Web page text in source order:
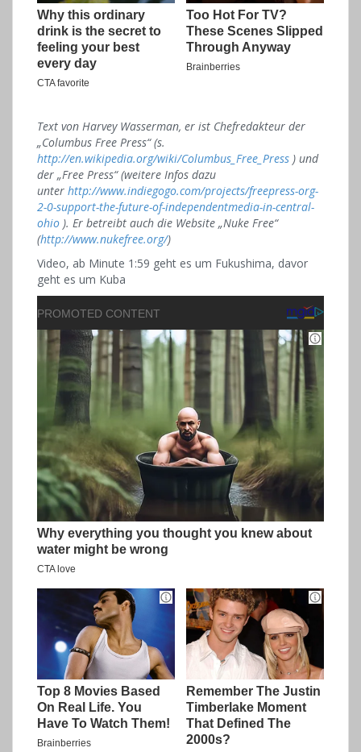
Text von Harvey Wasserman, er ist Chefredakteur der
„Columbus Free Press“ (s.
http://en.wikipedia.org/wiki/Columbus_Free_Press ) und
der „Free Press“ (weitere Infos dazu
unter http://www.indiegogo.com/projects/freepress-org-
2-0-support-the-future-of-independentmedia-in-central-
ohio ). Er betreibt auch die Website „Nuke Free“
(http://www.nukefree.org/)
Video, ab Minute 1:59 geht es um Fukushima, davor
geht es um Kuba